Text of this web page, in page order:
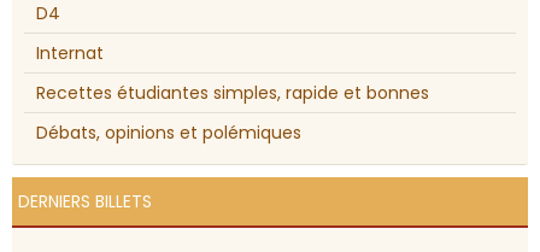
D4
Internat
Recettes étudiantes simples, rapide et bonnes
Débats, opinions et polémiques
DERNIERS BILLETS